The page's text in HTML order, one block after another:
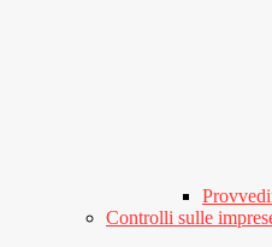
Controlli sulle